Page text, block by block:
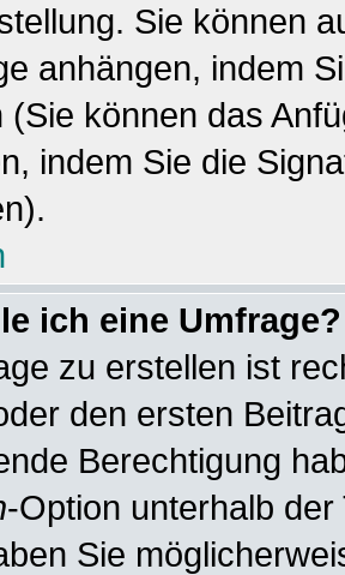
Sie können
anhängen, indem
(Sie können das
indem Sie die
ich eine Umfrage?
zu erstellen ist
den ersten
Berechtigung
-Option unterhalb
Sie